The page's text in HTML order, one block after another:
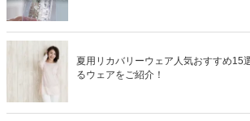
夏用リカバリーウェア人気おすすめ15
るウェアをご紹介！